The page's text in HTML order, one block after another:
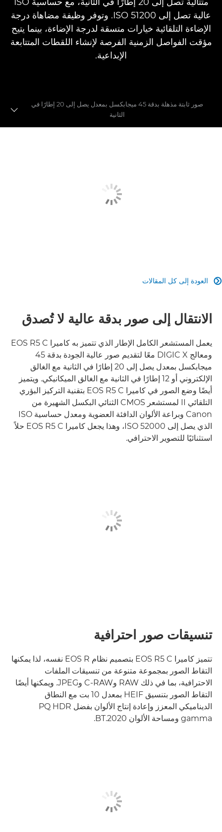
عالية تصل إلى 51200 ISO. وتوفر وظيفة مضاهاة درجة
الإضاءة التلقائية خيارات متسقة لدرجة الإضاءة، بينما يتيح
مؤقت الفواصل الزمنية الفرصة لإنشاء اللقطات المتتابعة
الإبداعية.
صور ثابتة مذهلة بدقة 45 ميجابكسل بمعدل يصل إلى 20 إطارًا في
الثانية
إمكانية الاتصال
العودة إلى كل المقالات 
الانتقال إلى صور بدقة عالية لا تُصدق
يعمل المستشعر الكامل الإطار الذي تتميز به كاميرا EOS R5 C
ومعالج DIGIC X معًا لتقديم صور عالية الجودة بدقة 45
ميجابكسل بمعدل يصل إلى 20 إطارًا في الثانية مع الغالق
الإلكتروني أو 12 إطارًا في الثانية مع الغالق الميكانيكي. ويتميز
أيضًا وضع الصور في كاميرا EOS R5 C بتقنية التركيز البؤري
التلقائي II لمستشعر CMOS الثنائي البكسل الشهيرة من
Canon وبراعة الألوان الدافئة العضوية ومعدل حساسية ISO
الذي يصل إلى 52000 ISO، وهذا يجعل كاميرا EOS R5 C حلاً
استثنائيًا للتصوير الاحترافي.
تنسيقات صور احترافية
تتميز كاميرا EOS R5 C بتصميم نظام EOS R نفسه، لذا يمكنها
التقاط الصور بمجموعة متنوعة من تنسيقات الملفات
الاحترافية، بما في ذلك RAW وC-RAW وJPEG. ويمكنها أيضًا
التقاط الصور بتنسيق HEIF بمعدل 10 بت مع النطاق
الديناميكي المعزز وإعادة إنتاج الألوان بفضل PQ HDR
gamma ومساحة الألوان BT.2020.